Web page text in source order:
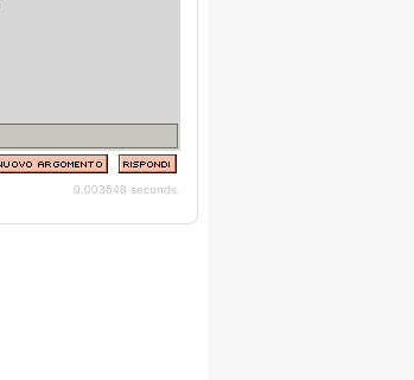
0.003648 seconds.